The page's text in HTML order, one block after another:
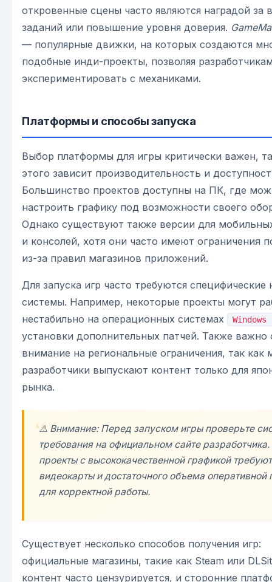
откровенные сцены часто являются наградой за
заданий или повышение уровня доверия.
— популярные движки, на которых создаются
подобные инди-проекты, позволяя
экспериментировать с механиками.
Платформы и способы запуска
Выбор платформы для игры критически важен,
этого зависит производительность и
Большинство проектов доступны на ПК, где
настроить графику под возможности своего
Однако существуют также версии для
и консолей, хотя они часто имеют ограничения
из-за правил магазинов приложений.
Для запуска игр часто требуются специфические
системы. Например, некоторые проекты могут
нестабильно на операционных системах
Windows
установки дополнительных патчей. Также важно
внимание на региональные ограничения, так как
разработчики выпускают контент только для
рынка.
⚠️ Внимание: Перед запуском игры проверьте
требования на официальном сайте
проекты с высококачественной графикой
видеокарты и достаточного объема оперативной
для корректной работы.
Существует несколько способов получения игр:
официальные магазины, такие как Steam или
контент часто цензурируется, и сторонние